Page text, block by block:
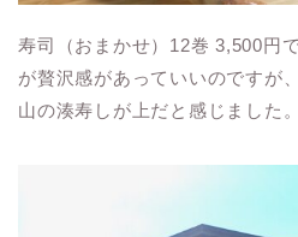
寿司（おまかせ） 12巻 3,500円
が贅沢感があっていいのですが
山の湊寿しが上だと感じました。